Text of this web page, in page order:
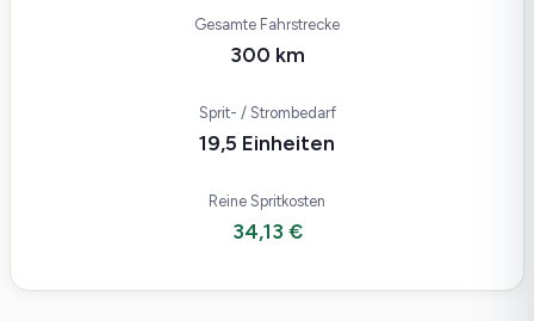
Gesamte Fahrstrecke
300 km
Sprit- / Strombedarf
19,5 Einheiten
Reine Spritkosten
34,13 €